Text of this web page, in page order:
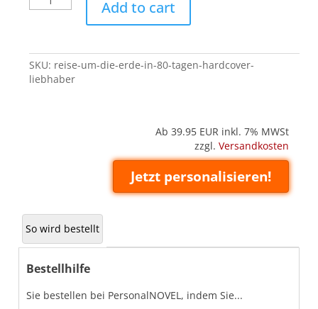
um
in
80
Tagen
Add to cart
SKU: reise-um-die-erde-in-80-tagen-hardcover-
liebhaber
Ab 39.95 EUR inkl. 7% MWSt
zzgl. Versandkosten
Jetzt personalisieren!
So wird bestellt
Bestellhilfe
Sie bestellen bei PersonalNOVEL, indem Sie...